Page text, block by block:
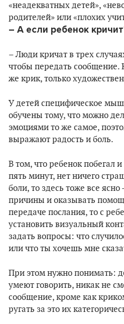
«неадекватных детей»,
родителей» или «плохих
– А если ребенок
– Люди кричат в трех
чтобы передать сообщение.
же крик, только
У детей специфическое
обучены тому, что можно
эмоциями то же самое,
выражают радость и боль.
В том, что ребенок побегал
пять минут, нет ничего
боли, то здесь тоже все
причины и оказывать
передаче послания, то с
установить визуальный
задать вопросы: что
или что ты хочешь мне
При этом нужно понимать:
умеют говорить, никак не
сообщение, кроме как
ругать за это их